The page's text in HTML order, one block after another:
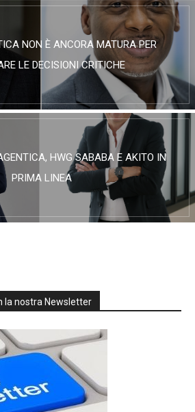
NON È ANCORA MATURA PER
LE DECISIONI CRITICHE
HWG SABABA E AKITO IN
PRIMA LINEA
la nostra Newsletter